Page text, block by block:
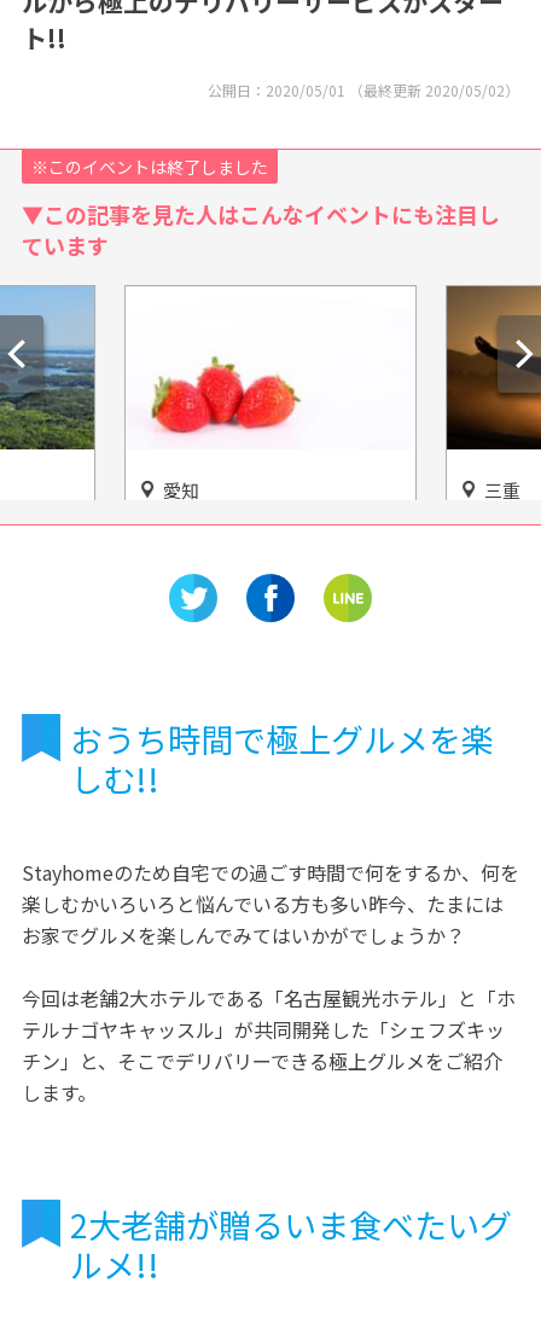
ト!!
公開日： 2020/05/01 （最終更新 2020/05/02）
※このイベントは終了しました
▼この記事を見た人はこんなイベントにも注目し
ています
おまか
愛知
愛知・半田市【ベリーガーデ
チゴをたっぷり楽しんじゃ
え!!
三重
三重県
おうち時間で極上グルメを楽
しむ!!
Stayhomeのため自宅での過ごす時間で何をするか、何を
楽しむかいろいろと悩んでいる方も多い昨今、たまには
お家でグルメを楽しんでみてはいかがでしょうか？
今回は老舗2大ホテルである「名古屋観光ホテル」と「ホ
テルナゴヤキャッスル」が共同開発した「シェフズキッ
チン」と、そこでデリバリーできる極上グルメをご紹介
します。
2大老舗が贈るいま食べたいグ
ルメ!!